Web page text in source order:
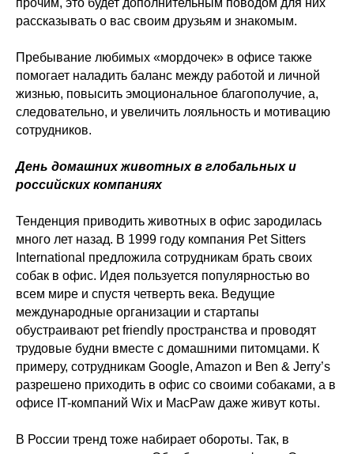
прочим, это будет дополнительным поводом для них
рассказывать о вас своим друзьям и знакомым.
Пребывание любимых «мордочек» в офисе также
помогает наладить баланс между работой и личной
жизнью, повысить эмоциональное благополучие, а,
следовательно, и увеличить лояльность и мотивацию
сотрудников.
День домашних животных в глобальных и
российских компаниях
Тенденция приводить животных в офис зародилась
много лет назад. В 1999 году компания Pet Sitters
International предложила сотрудникам брать своих
собак в офис. Идея пользуется популярностью во
всем мире и спустя четверть века. Ведущие
международные организации и стартапы
обустраивают pet friendly пространства и проводят
трудовые будни вместе с домашними питомцами. К
примеру, сотрудникам Google, Amazon и Ben & Jerry’s
разрешено приходить в офис со своими собаками, а в
офисе IT-компаний Wix и MacPaw даже живут коты.
В России тренд тоже набирает обороты. Так, в